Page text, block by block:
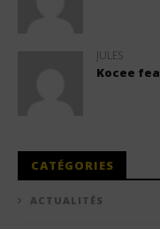
JULES
Kocee
CATÉGORIES
ACTUALITÉS